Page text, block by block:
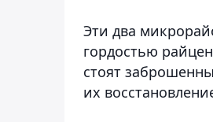
Эти два
гордостью
стоят
их